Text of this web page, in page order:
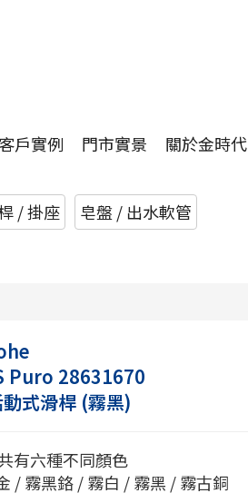
客戶實例 門市實景 關於金時代
/ 掛座
皂盤 / 出水軟管
Puro 28631670
式滑桿 (霧黑)
有六種不同顏色
/ 霧黑鉻 / 霧白 / 霧黑 / 霧古銅